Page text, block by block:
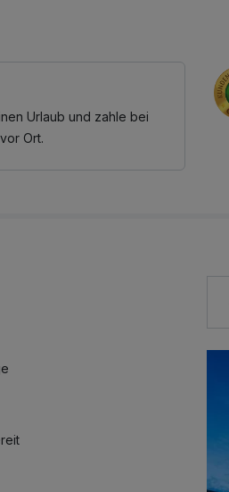
nur, um Zeit
Hotels
Urlaub und zahle bei
Ort.